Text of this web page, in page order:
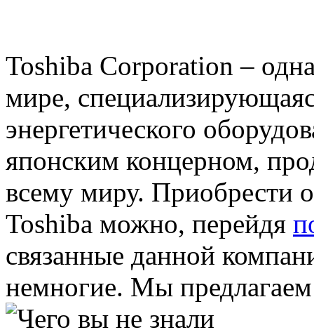
Toshiba Corporation –
мире,
энергетического
японским концерном,
всему миру. Приобрести
Toshiba можно, перейдя
связанные данной
немногие. Мы